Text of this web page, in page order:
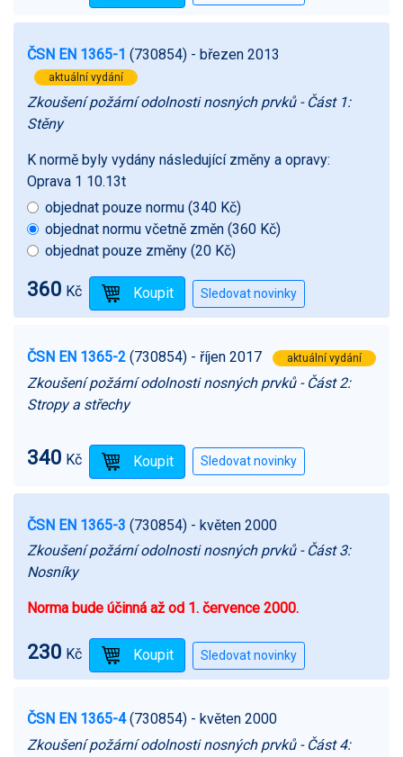
ČSN EN 1365-1 (730854) - březen 2013
aktuální vydání
Zkoušení požární odolnosti nosných prvků - Část 1:
Stěny
K normě byly vydány následující změny a opravy:
Oprava 1 10.13t
objednat pouze normu (340 Kč)
objednat normu včetně změn (360 Kč)
objednat pouze změny (20 Kč)
360 Kč
ČSN EN 1365-2 (730854) - říjen 2017 aktuální vydání
Zkoušení požární odolnosti nosných prvků - Část 2:
Stropy a střechy
340 Kč
ČSN EN 1365-3 (730854) - květen 2000
Zkoušení požární odolnosti nosných prvků - Část 3:
Nosníky
Norma bude účinná až od 1. července 2000.
230 Kč
ČSN EN 1365-4(730854) - květen 2000
Zkoušení požární odolnosti nosných prvků - Část 4: